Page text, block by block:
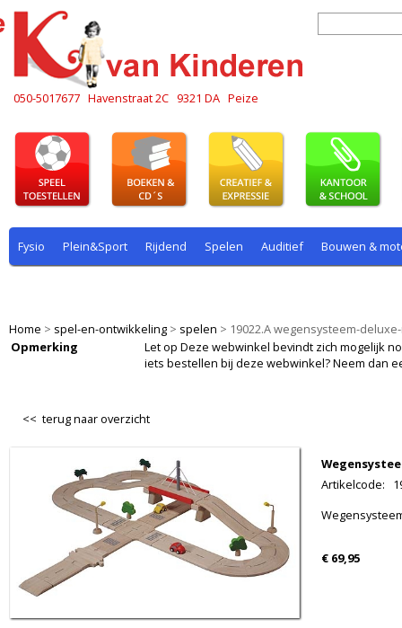
050-5017677 Havenstraat 2C 9321 DA Peize
Fysio Plein&Sport Rijdend Spelen Auditief Bouwen &
Home > spel-en-ontwikkeling > spelen > 19022.A wegensysteem-
Opmerking
Let op Deze webwinkel bevindt zich mogelijk
iets bestellen bij deze webwinkel? Neem dan
<< terug naar overzicht
Artikelcode:
€ 69,95